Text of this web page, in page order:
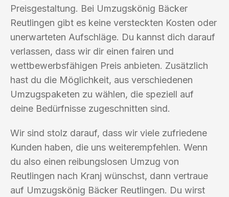
Preisgestaltung. Bei Umzugskönig Bäcker
Reutlingen gibt es keine versteckten Kosten oder
unerwarteten Aufschläge. Du kannst dich darauf
verlassen, dass wir dir einen fairen und
wettbewerbsfähigen Preis anbieten. Zusätzlich
hast du die Möglichkeit, aus verschiedenen
Umzugspaketen zu wählen, die speziell auf
deine Bedürfnisse zugeschnitten sind.
Wir sind stolz darauf, dass wir viele zufriedene
Kunden haben, die uns weiterempfehlen. Wenn
du also einen reibungslosen Umzug von
Reutlingen nach Kranj wünschst, dann vertraue
auf Umzugskönig Bäcker Reutlingen. Du wirst